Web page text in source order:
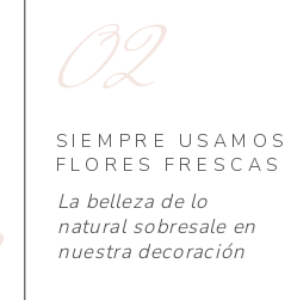
SIEMPRE USAMOS
FLORES FRESCAS
La belleza de lo
natural sobresale en
nuestra decoración
02